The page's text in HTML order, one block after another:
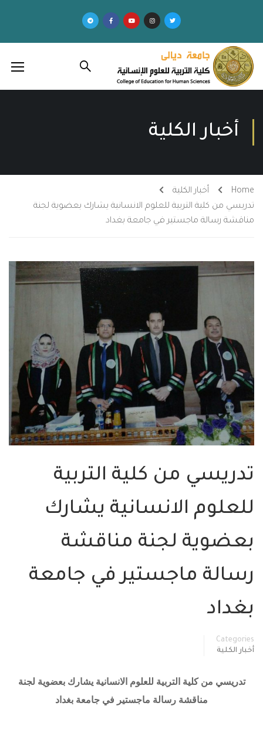
أخبار الكلية
Home
أخبار الكلية
تدريسي من كلية التربية للعلوم الانسانية يشارك بعضوية لجنة
مناقشة رسالة ماجستير في جامعة بغداد
تدريسي من كلية التربية
للعلوم الانسانية يشارك
بعضوية لجنة مناقشة
رسالة ماجستير في جامعة
بغداد
Categories
أخبار الكلية
تدريسي من كلية التربية للعلوم الانسانية يشارك بعضوية لجنة
مناقشة رسالة ماجستير في جامعة بغداد